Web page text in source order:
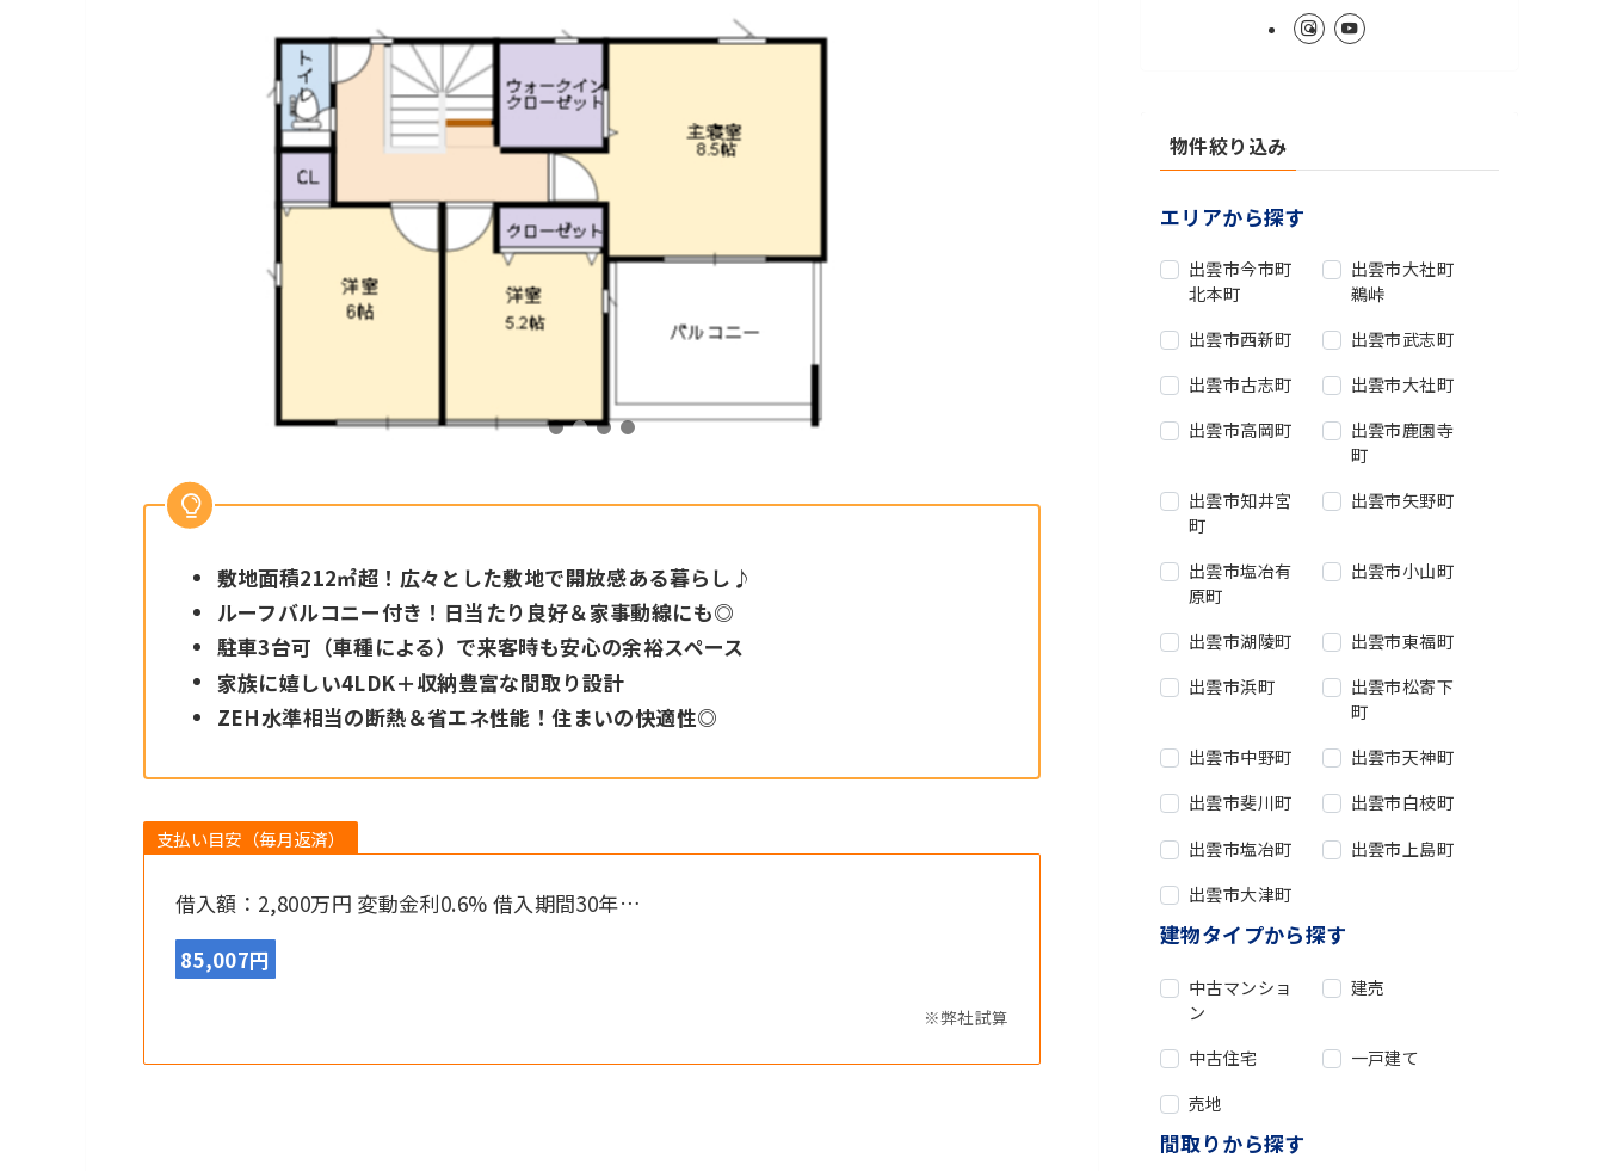
敷地面積212㎡超！広々とした敷地で開放感ある暮らし♪
ルーフバルコニー付き！日当たり良好＆家事動線にも◎
駐車3台可（車種による）で来客時も安心の余裕スペース
家族に嬉しい4LDK＋収納豊富な間取り設計
ZEH水準相当の断熱＆省エネ性能！住まいの快適性◎
支払い目安（毎月返済）
借入額：2,800万円 変動金利0.6% 借入期間30年…
85,007円
※弊社試算
物件絞り込み
エリアから探す
出雲市今市町
北本町
出雲市大社町
鵜峠
出雲市西新町
出雲市武志町
出雲市古志町
出雲市大社町
出雲市高岡町
出雲市鹿園寺
町
出雲市知井宮
町
出雲市矢野町
出雲市塩冶有
原町
出雲市小山町
出雲市湖陵町
出雲市東福町
出雲市浜町
出雲市松寄下
町
出雲市中野町
出雲市天神町
出雲市斐川町
出雲市白枝町
出雲市塩冶町
出雲市上島町
出雲市大津町
建物タイプから探す
中古マンショ
ン
建売
中古住宅
一戸建て
売地
間取りから探す